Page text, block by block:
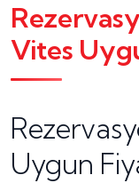
Vites
Uygun